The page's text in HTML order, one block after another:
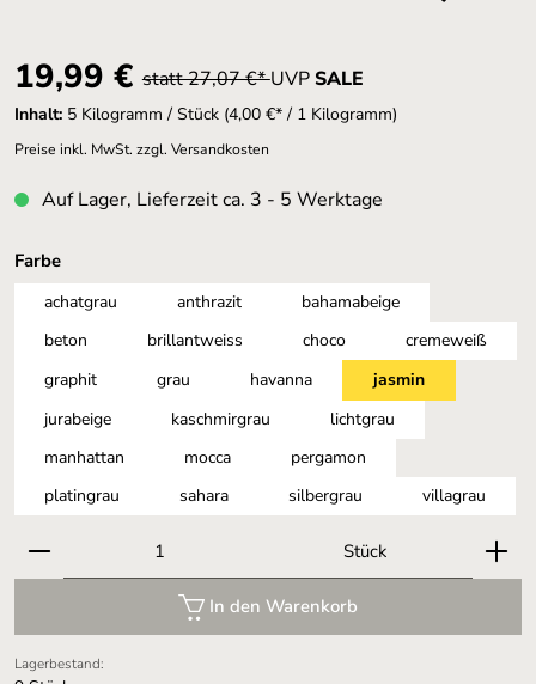
Verkaufspreis:
19,99 € statt 27,07 €*UVPSALE
Inhalt: 5 Kilogramm / Stück (4,00 €* / 1 Kilogramm)
Preise inkl. MwSt. zzgl. Versandkosten
Auf Lager, Lieferzeit ca. 3 - 5 Werktage
Farbeauswählen
achatgrau anthrazit
bahamabeige
beton
brillantweiss choco
cremeweiß
graphit
grau havanna
jasmin
jurabeige
kaschmirgrau
lichtgrau
manhattan
mocca
pergamon
platingrau
sahara silbergrau villagrau
Produkt Anzahl: Gib den gewünschten Wert ein
Stück
In den Warenkorb
Lagerbestand: